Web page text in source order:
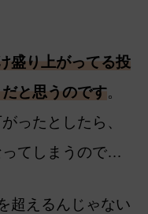
盛り上がってる投
と思うのです。
ったとしたら、
ってしまうので…
超えるんじゃない